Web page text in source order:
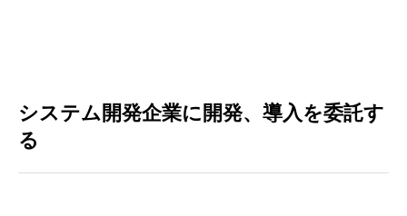
システム開発企業に開発、導入を委託す
る